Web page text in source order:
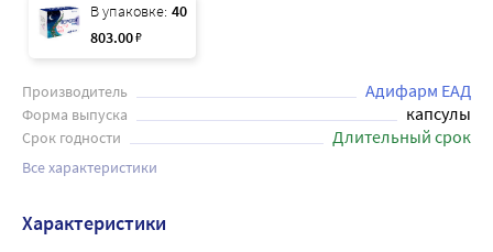
В упаковке: 40
803.00₽
Производитель Адифарм ЕАД
Форма выпуска капсулы
Срок годности Длительный срок
Все характеристики
Характеристики